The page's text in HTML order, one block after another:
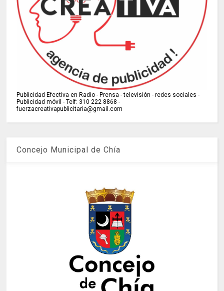
Publicidad Efectiva en Radio - Prensa - televisión - redes sociales -
Publicidad móvil - Telf: 310 222 8868 -
fuerzacreativapublicitaria@gmail.com
Concejo Municipal de Chía